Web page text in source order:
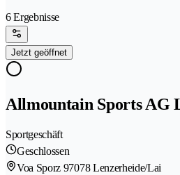
6 Ergebnisse
Jetzt geöffnet
Allmountain Sports AG
Sportgeschäft
Geschlossen
Voa Sporz 97078 Lenzerheide/Lai